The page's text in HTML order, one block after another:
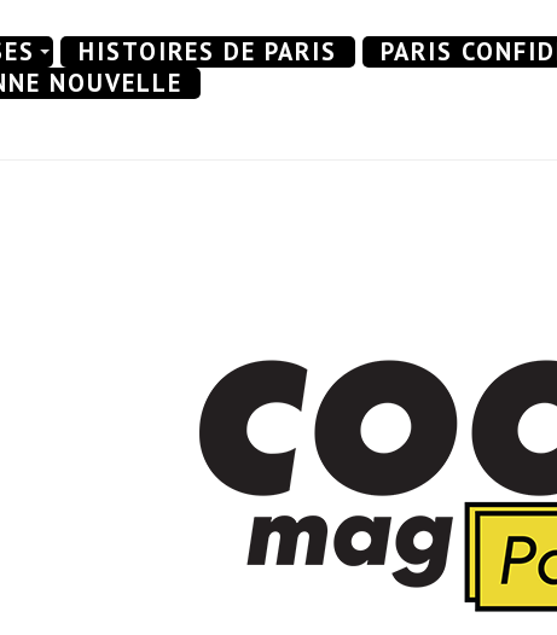
HISTOIRES DE PARIS PARIS
NOUVELLE